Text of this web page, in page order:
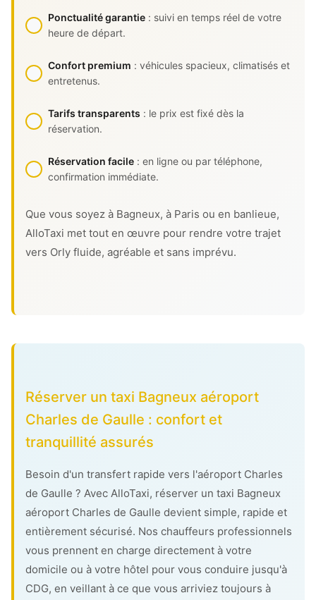
Ponctualité garantie : suivi en temps réel de votre
heure de départ.
Confort premium : véhicules spacieux, climatisés et
entretenus.
Tarifs transparents : le prix est fixé dès la
réservation.
Réservation facile : en ligne ou par téléphone,
confirmation immédiate.
Que vous soyez à Bagneux, à Paris ou en banlieue,
AlloTaxi met tout en œuvre pour rendre votre trajet
vers Orly fluide, agréable et sans imprévu.
Réserver un taxi Bagneux aéroport
Charles de Gaulle : confort et
tranquillité assurés
Besoin d'un transfert rapide vers l'aéroport Charles
de Gaulle ? Avec AlloTaxi, réserver un taxi Bagneux
aéroport Charles de Gaulle devient simple, rapide et
entièrement sécurisé. Nos chauffeurs professionnels
vous prennent en charge directement à votre
domicile ou à votre hôtel pour vous conduire jusqu'à
CDG, en veillant à ce que vous arriviez toujours à